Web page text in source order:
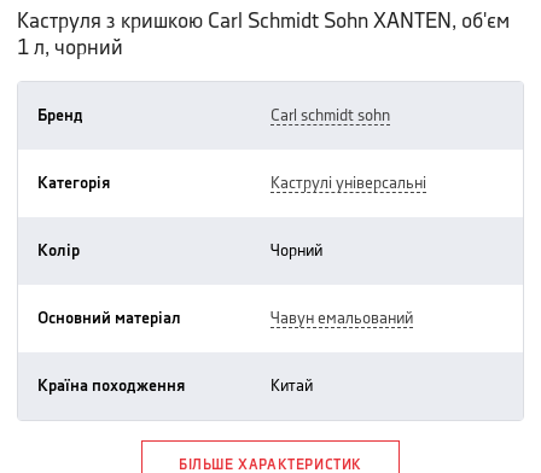
Каструля з кришкою Carl Schmidt Sohn XANTEN, об'єм
1 л, чорний
Бренд carl schmidt sohn
Категорія каструлі універсальні
Колір чорний
Основний матеріал чавун емальований
Країна походження китай
БІЛЬШЕ ХАРАКТЕРИСТИК